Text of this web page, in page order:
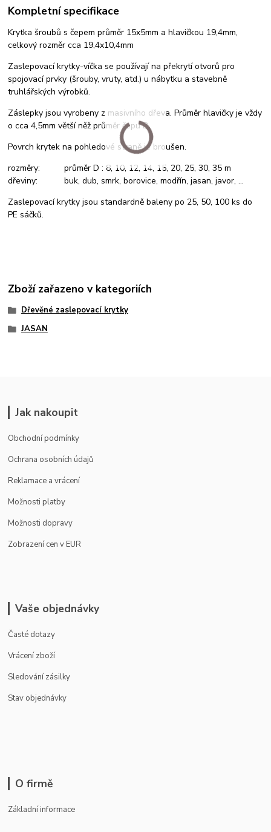
Kompletní specifikace
Krytka šroubů s čepem průměr 15x5mm a hlavičkou 19,4mm,
celkový rozměr cca 19,4x10,4mm
Zaslepovací krytky-víčka se používají na překrytí otvorů pro
spojovací prvky (šrouby, vruty, atd.) u nábytku a stavebně
truhlářských výrobků.
Záslepky jsou vyrobeny z masivního dřeva. Průměr hlavičky je vždy
o cca 4,5mm větší něž průměr čepu D.
Povrch krytek na pohledové straně je broušen.
rozměry: průměr D : 8, 10, 12, 14, 15, 20, 25, 30, 35 m
dřeviny: buk, dub, smrk, borovice, modřín, jasan, javor, ...
Zaslepovací krytky jsou standardně baleny po 25, 50, 100 ks do
PE sáčků.
Zboží zařazeno v kategoriích
Dřevěné zaslepovací krytky
JASAN
Jak nakoupit
Obchodní podmínky
Ochrana osobních údajů
Reklamace a vrácení
Možnosti platby
Možnosti dopravy
Zobrazení cen v EUR
Vaše objednávky
Časté dotazy
Vrácení zboží
Sledování zásilky
Stav objednávky
O firmě
Základní informace